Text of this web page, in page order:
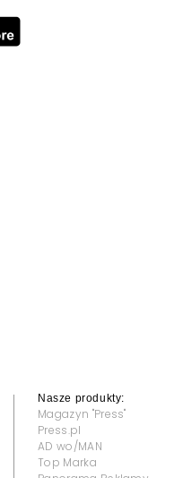
Nasze produkty:
Magazyn "Press"
Press.pl
AD wo/MAN
Top Marka